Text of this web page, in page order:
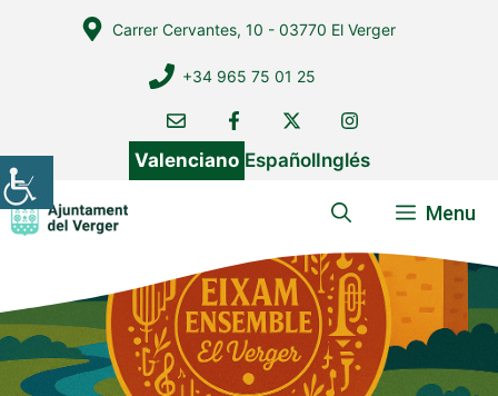
Carrer Cervantes, 10 - 03770 El Verger
+34 965 75 01 25
Valenciano EspañolInglés
Menu